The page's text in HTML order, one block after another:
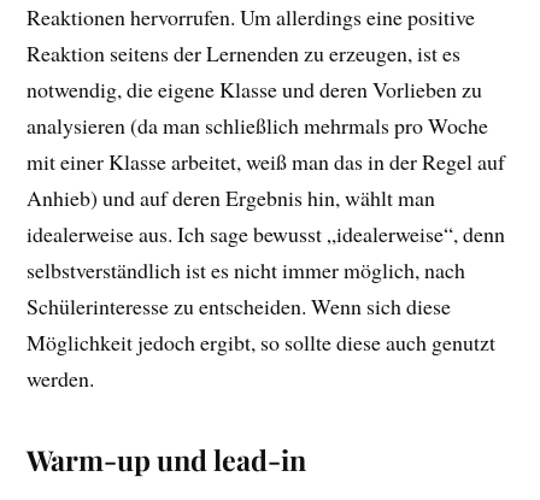
Reaktionen hervorrufen. Um allerdings eine positive
Reaktion seitens der Lernenden zu erzeugen, ist es
notwendig, die eigene Klasse und deren Vorlieben zu
analysieren (da man schließlich mehrmals pro Woche
mit einer Klasse arbeitet, weiß man das in der Regel auf
Anhieb) und auf deren Ergebnis hin, wählt man
idealerweise aus. Ich sage bewusst „idealerweise“, denn
selbstverständlich ist es nicht immer möglich, nach
Schülerinteresse zu entscheiden. Wenn sich diese
Möglichkeit jedoch ergibt, so sollte diese auch genutzt
werden.
Warm-up und lead-in